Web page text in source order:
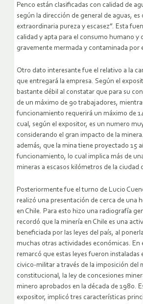
Penco están clasificadas con calidad de
según la dirección de general de aguas, es
extraordinaria pureza y escasez”. Esta
calidad y apta para el consumo humano y
gravemente mermada y contaminada por
Otro dato interesante fue el relativo a la
que entregará la empresa. Según el
bastante débil al constatar que para su
de un máximo de 90 trabajadores,
funcionamiento requerirá un máximo de
cual, según el expositor, es un numero
considerando el gran impacto de la
además, que la mina tiene proyectado 15
funcionamiento, lo cual implica más de
mineras a escasos kilómetros de la ciudad
Posteriormente fue el turno de Lucio
realizó una presentación de cerca de una
en Chile. Para esto hizo una radiografía
recordó que la minería en Chile es una
beneficiada por las leyes del país, al
muchas otras actividades económicas. En
remarcó que estas leyes fueron instaladas
civico-militar a través de la imposición del
constitucional, la ley de concesiones
minero aprobados en la década de 1980.
expositor, implicó tres características